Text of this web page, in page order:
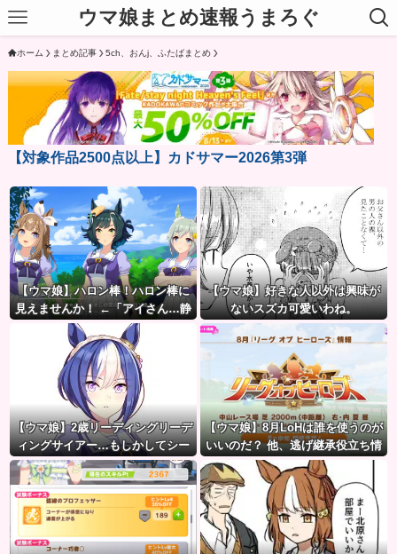
ウマ娘まとめ速報うまろぐ
ホーム まとめ記事 5ch、おんj、ふたばまとめ
【対象作品2500点以上】カドサマー2026第3弾
【ウマ娘】ハロン棒！ハロン棒に
見えませんか！ ←「アイさん…静
かに…」
【ウマ娘】好きな人以外は興味が
ないスズカ可愛いわね。
【ウマ娘】2歳リーディングリーデ
ィングサイアー…もしかしてシー
ザリオって凄いのでは？
【ウマ娘】8月LoHは誰を使うのが
いいのだ？ 他、逃げ継承役立ち情
報など